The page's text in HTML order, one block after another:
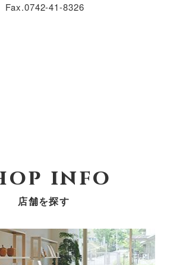
Fax.0742-41-8326
op info
店舗を探す